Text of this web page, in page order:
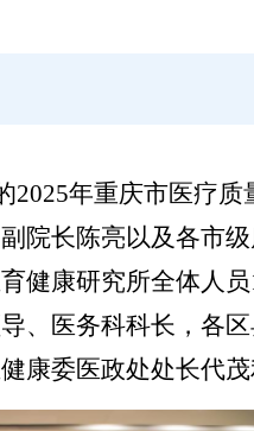
年重庆市医疗
院长陈亮以及各市
健康研究所全体人
、医务科科长，各
康委医政处处长代茂